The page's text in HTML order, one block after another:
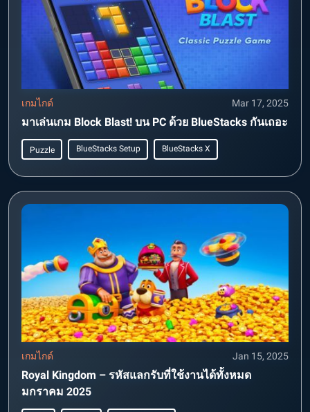
เกมไกด์ Mar 17, 2025
มาเล่นเกม Block Blast! บน PC ด้วย BlueStacks กันเถอะ
Puzzle BlueStacks Setup BlueStacks X
เกมไกด์ Jan 15, 2025
Royal Kingdom – รหัสแลกรับที่ใช้งานได้ทั้งหมด
มกราคม 2025